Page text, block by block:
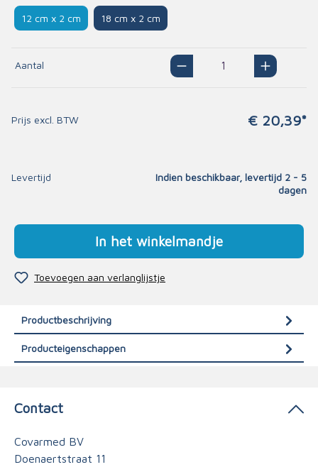
12 cm x 2 cm 18 cm x 2 cm
Aantal
Prijs excl. BTW € 20,39*
Levertijd
Indien beschikbaar, levertijd 2 - 5
dagen
In het winkelmandje
Toevoegen aan verlanglijstje
Productbeschrijving
Producteigenschappen
Contact
Covarmed BV
Doenaertstraat 11